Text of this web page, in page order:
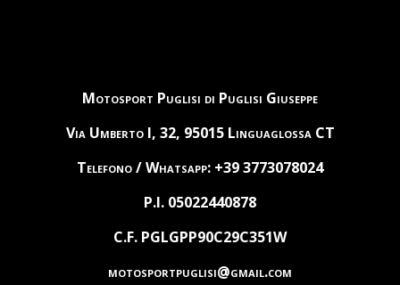
Motosport Puglisi di Puglisi Giuseppe
Via Umberto I, 32, 95015 Linguaglossa CT
Telefono / Whatsapp: +39 3773078024
P.I. 05022440878
C.F. PGLGPP90C29C351W
motosportpuglisi@gmail.com